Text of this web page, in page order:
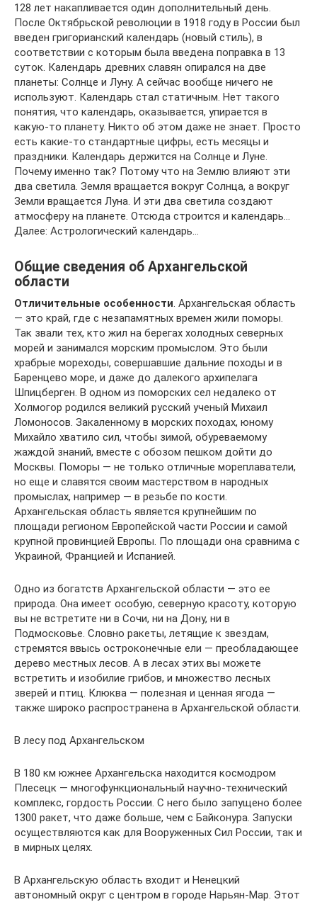
128 лет накапливается один дополнительный день.
После Октябрьской революции в 1918 году в России был
введен григорианский календарь (новый стиль), в
соответствии с которым была введена поправка в 13
суток. Календарь древних славян опирался на две
планеты: Солнце и Луну. А сейчас вообще ничего не
используют. Календарь стал статичным. Нет такого
понятия, что календарь, оказывается, упирается в
какую-то планету. Никто об этом даже не знает. Просто
есть какие-то стандартные цифры, есть месяцы и
праздники. Календарь держится на Солнце и Луне.
Почему именно так? Потому что на Землю влияют эти
два светила. Земля вращается вокруг Солнца, а вокруг
Земли вращается Луна. И эти два светила создают
атмосферу на планете. Отсюда строится и календарь…
Далее: Астрологический календарь…
Общие сведения об Архангельской
области
Отличительные особенности . Архангельская область
— это край, где с незапамятных времен жили поморы.
Так звали тех, кто жил на берегах холодных северных
морей и занимался морским промыслом. Это были
храбрые мореходы, совершавшие дальние походы и в
Баренцево море, и даже до далекого архипелага
Шпицберген. В одном из поморских сел недалеко от
Холмогор родился великий русский ученый Михаил
Ломоносов. Закаленному в морских походах, юному
Михайло хватило сил, чтобы зимой, обуреваемому
жаждой знаний, вместе с обозом пешком дойти до
Москвы. Поморы — не только отличные мореплаватели,
но еще и славятся своим мастерством в народных
промыслах, например — в резьбе по кости.
Архангельская область является крупнейшим по
площади регионом Европейской части России и самой
крупной провинцией Европы. По площади она сравнима с
Украиной, Францией и Испанией.
Одно из богатств Архангельской области — это ее
природа. Она имеет особую, северную красоту, которую
вы не встретите ни в Сочи, ни на Дону, ни в
Подмосковье. Словно ракеты, летящие к звездам,
стремятся ввысь остроконечные ели — преобладающее
дерево местных лесов. А в лесах этих вы можете
встретить и изобилие грибов, и множество лесных
зверей и птиц. Клюква — полезная и ценная ягода —
также широко распространена в Архангельской области.
В лесу под Архангельском
В 180 км южнее Архангельска находится космодром
Плесецк — многофункциональный научно-технический
комплекс, гордость России. С него было запущено более
1300 ракет, что даже больше, чем с Байконура. Запуски
осуществляются как для Вооруженных Сил России, так и
в мирных целях.
В Архангельскую область входит и Ненецкий
автономный округ с центром в городе Нарьян-Мар. Этот